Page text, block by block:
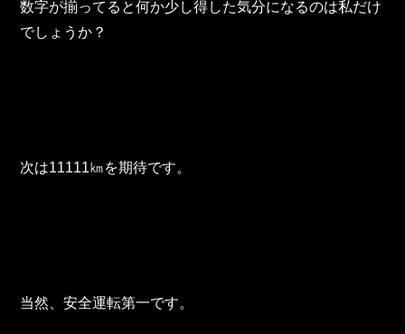
東邦グループの採用情報
TOHO PARTS ORDERING SYSTEM
YouTube
数字が揃ってると何か少し得した気分になるのは私だけ
でしょうか？
次は11111㎞を期待です。
当然、安全運転第一です。